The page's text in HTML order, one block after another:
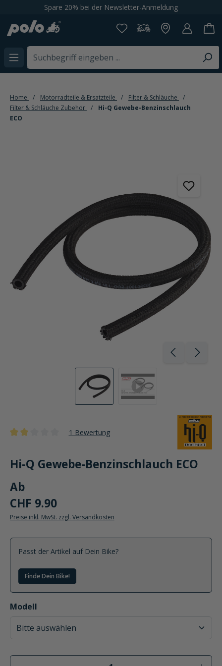
springenSpare 20% bei der Newsletter-Anmeldung
Home Motorradteile & Ersatzteile
Filter & Schläuche
Filter & Schläuche Zubehör
Hi-Q Gewebe-Benzinschlauch
ECO
1 Bewertung
Hi-Q Gewebe-Benzinschlauch ECO
Ab
CHF 9.90
Preise inkl. MwSt. zzgl. Versandkosten
Passt der Artikel auf Dein Bike?
Finde Dein Bike!
Modell
auswählen
Produkt Anzahl: Gib den gewünschten